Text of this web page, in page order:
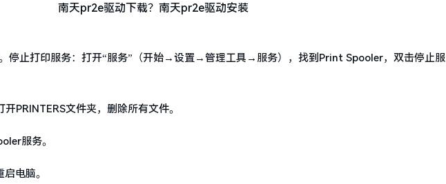
停止打印服务：打开“服务”（开始→设置→管理工具→服务），找到Print Spooler，双击停止服
PRINTERS文件夹，删除所有文件。
服务。
电脑。